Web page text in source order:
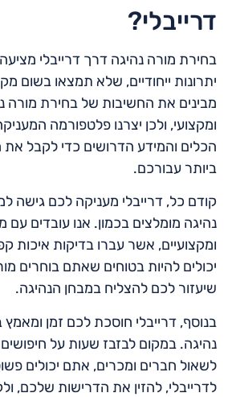
דרייבלי?
בחירת מורה נהיגה דרך דרייבלי
יתרונות ייחודיים, שלא תמצאו בשום
מבינים את החשיבות של בחירת מורה
ומקצועי, ולכן יצרנו פלטפורמה
הכלים והמידע הדרושים כדי לקבל
ביותר עבורכם.
קודם כל, דרייבלי מעניקה לכם גישה
נהיגה מומלצים בכמון. אנו עובדים עם
ומקצועיים, אשר עברו בדיקות איכות
יכולים להיות בטוחים שאתם בוחרים
שיעזור לכם להצליח במבחן הנהיגה.
בנוסף, דרייבלי חוסכת לכם זמן
נהיגה. במקום לבזבז שעות על
לשאול חברים ומכרים, אתם יכולים
לדרייבלי, להזין את הדרישות שלכם,